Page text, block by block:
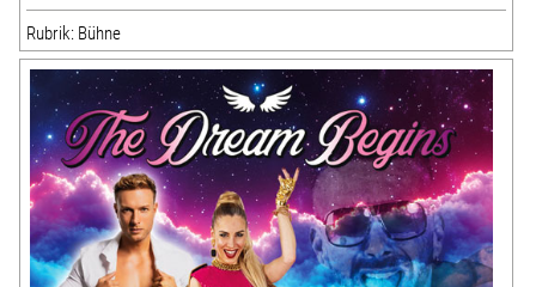
Rubrik: Bühne